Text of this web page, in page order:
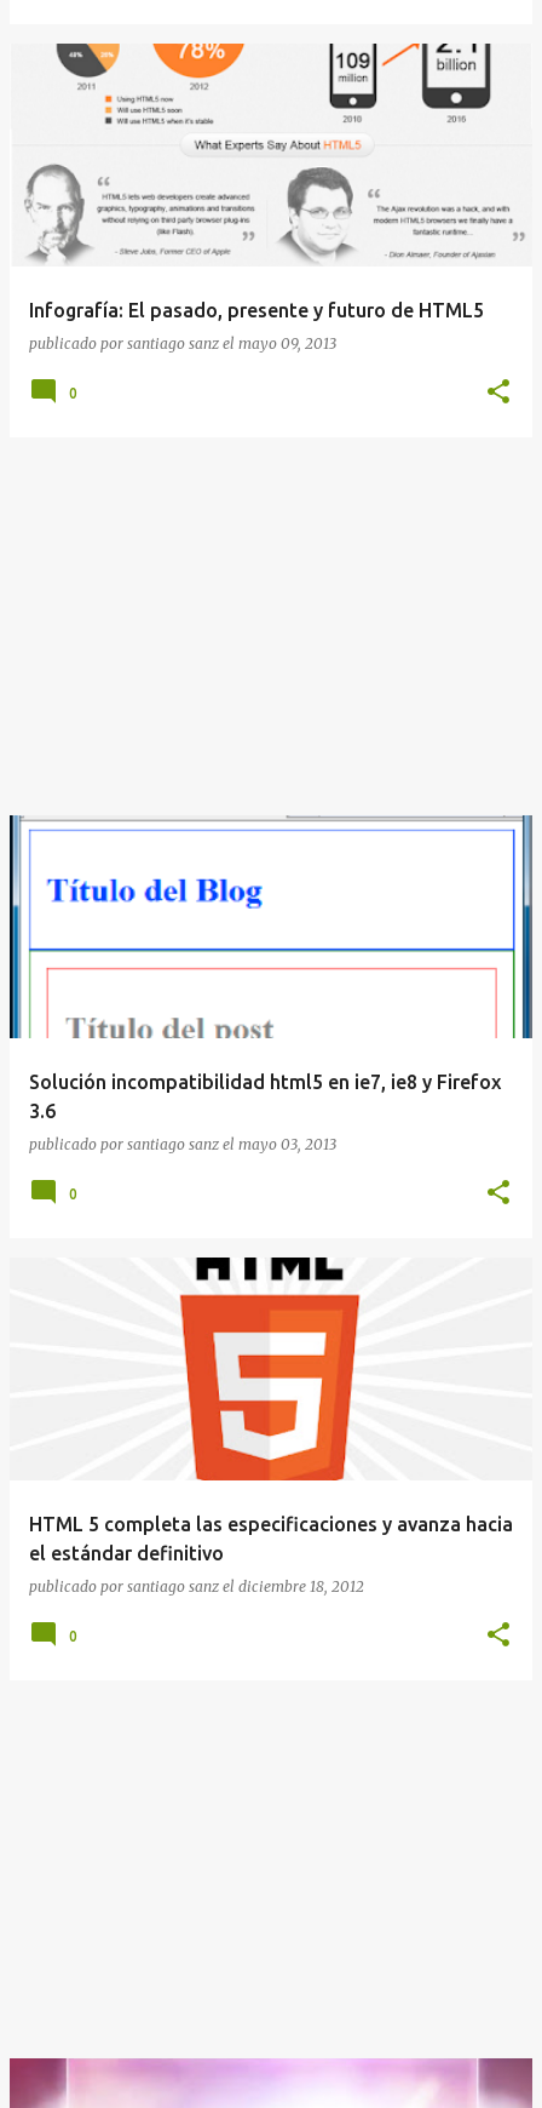
Infografía: El pasado, presente y futuro de HTML5
publicado por santiago sanz el mayo 09, 2013
0
Solución incompatibilidad html5 en ie7, ie8 y Firefox
3.6
publicado por santiago sanz el mayo 03, 2013
0
HTML 5 completa las especificaciones y avanza hacia
el estándar definitivo
publicado por santiago sanz el diciembre 18, 2012
0